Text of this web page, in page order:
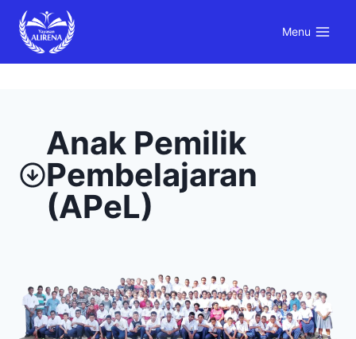
Skip
content
Menu
Anak Pemilik
Pembelajaran
(APeL)